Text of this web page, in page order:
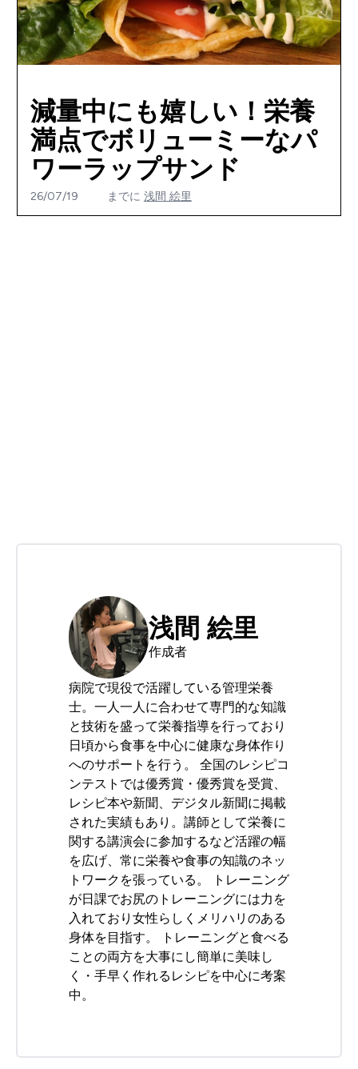
減量中にも嬉しい！栄養
満点でボリューミーなパ
ワーラップサンド
26/07/19 までに 浅間 絵里
浅間 絵里
作成者
病院で現役で活躍している管理栄養
士。一人一人に合わせて専門的な知識
と技術を盛って栄養指導を行っており
日頃から食事を中心に健康な身体作り
へのサポートを行う。 全国のレシピコ
ンテストでは優秀賞・優秀賞を受賞、
レシピ本や新聞、デジタル新聞に掲載
された実績もあり。講師として栄養に
関する講演会に参加するなど活躍の幅
を広げ、常に栄養や食事の知識のネッ
トワークを張っている。 トレーニング
が日課でお尻のトレーニングには力を
入れており女性らしくメリハリのある
身体を目指す。 トレーニングと食べる
ことの両方を大事にし簡単に美味し
く・手早く作れるレシピを中心に考案
中。